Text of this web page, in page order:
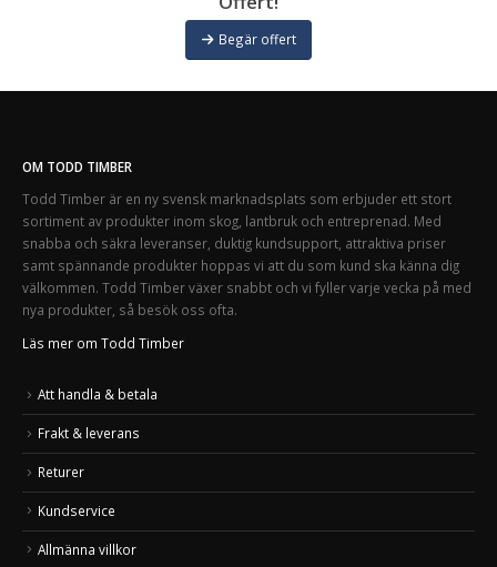
Begär offert
OM TODD TIMBER
Todd Timber är en ny svensk marknadsplats som erbjuder ett stort
sortiment av produkter inom skog, lantbruk och entreprenad. Med
snabba och säkra leveranser, duktig kundsupport, attraktiva priser
samt spännande produkter hoppas vi att du som kund ska känna dig
välkommen. Todd Timber växer snabbt och vi fyller varje vecka på med
nya produkter, så besök oss ofta.
Läs mer om Todd Timber
Att handla & betala
Frakt & leverans
Returer
Kundservice
Allmänna villkor